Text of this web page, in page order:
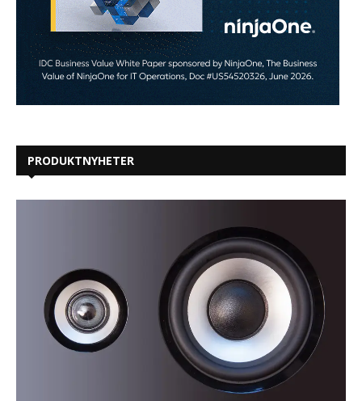
PRODUKTNYHETER